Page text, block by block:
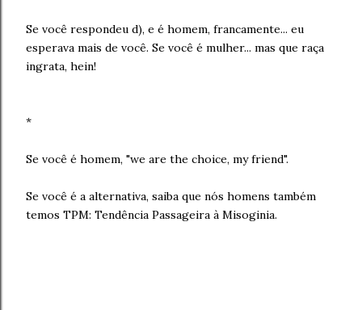
Se você respondeu d), e é homem, francamente... eu
esperava mais de você. Se você é mulher... mas que raça
ingrata, hein!
*
Se você é homem, "we are the choice, my friend".
Se você é a alternativa, saiba que nós homens também
temos TPM: Tendência Passageira à Misoginia.